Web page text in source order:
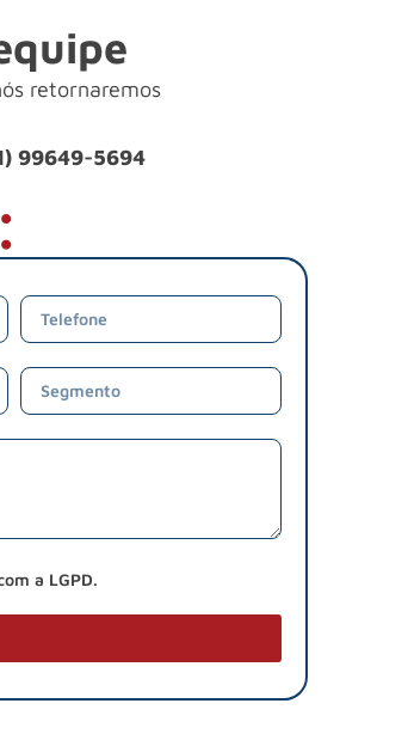
retornaremos
99649-5694
a LGPD.